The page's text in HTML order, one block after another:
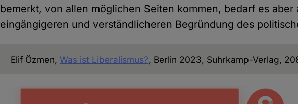
bemerkt, von allen möglichen Seiten kommen, bedarf es aber
eingängigeren und verständlicheren Begründung des
Elif Özmen, Was ist Liberalismus?, Berlin 2023, Suhrkamp-Verlag,